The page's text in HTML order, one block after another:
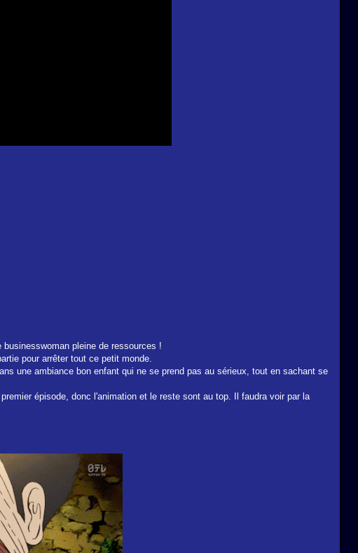
pleine de ressources !
pour arrêter tout ce petit monde.
une ambiance bon enfant qui ne se prend pas au sérieux, tout en sachant se
épisode, donc l'animation et le reste sont au top. Il faudra voir par la